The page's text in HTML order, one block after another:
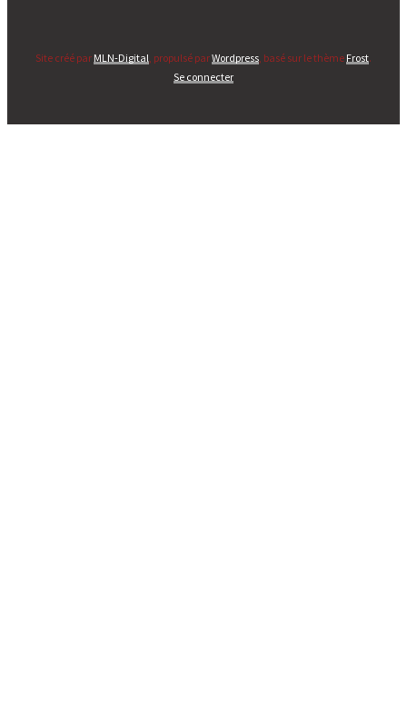
Site créé par MLN-Digital , propulsé parWordpress , basé sur le thème Frost.
Se connecter